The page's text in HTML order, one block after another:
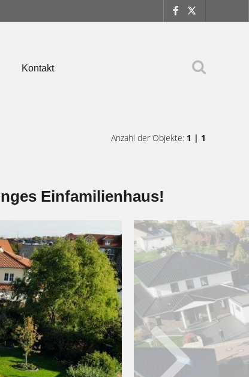
Kontakt
Anzahl der Objekte: 1 | 1
Einfamilienhaus!